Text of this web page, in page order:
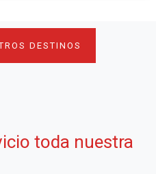
DESTINOS
toda nuestra